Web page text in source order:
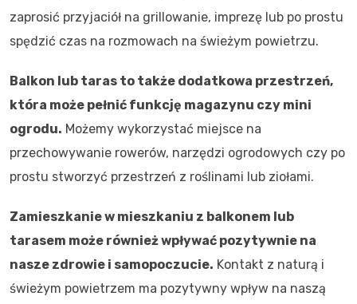
zaprosić przyjaciół na grillowanie, imprezę lub po prostu
spędzić czas na rozmowach na świeżym powietrzu.
Balkon lub taras to także dodatkowa przestrzeń,
która może pełnić funkcję magazynu czy mini
ogrodu. Możemy wykorzystać miejsce na
przechowywanie rowerów, narzędzi ogrodowych czy po
prostu stworzyć przestrzeń z roślinami lub ziołami.
Zamieszkanie w mieszkaniu z balkonem lub
tarasem może również wpływać pozytywnie na
nasze zdrowie i samopoczucie. Kontakt z naturą i
świeżym powietrzem ma pozytywny wpływ na naszą